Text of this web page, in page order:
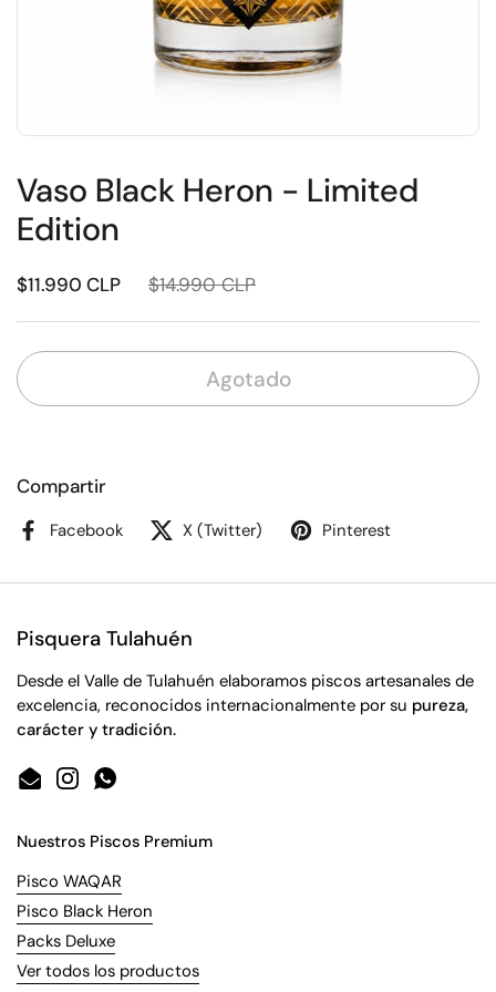
Vaso Black Heron - Limited
Edition
$11.990 CLP $14.990 CLP
Agotado
Compartir
Facebook X (Twitter) Pinterest
Pisquera Tulahuén
Desde el Valle de Tulahuén elaboramos piscos artesanales de
excelencia, reconocidos internacionalmente por su pureza,
carácter y tradición.
EmailInstagramWhatsApp
Nuestros Piscos Premium
Pisco WAQAR
Pisco Black Heron
Packs Deluxe
Ver todos los productos